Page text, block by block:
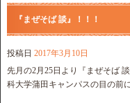
『まぜそば 談』！！！
投稿日 2017年3月10日
先月の2月25日より『まぜそば
科大学蒲田キャンパスの目の前